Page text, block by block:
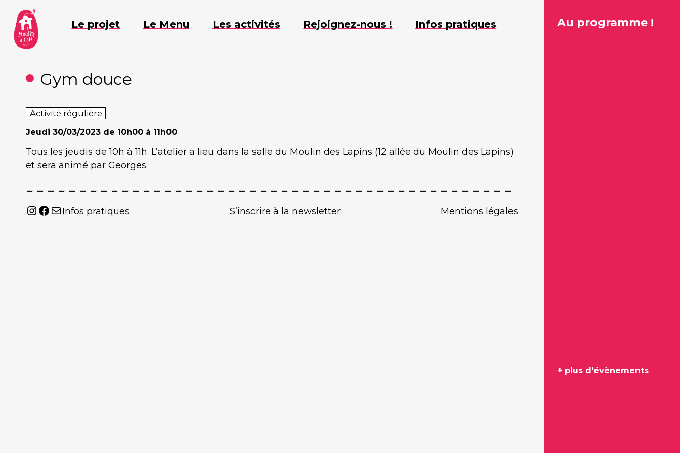
contenu
Le projet Le Menu Les activités Rejoignez-nous ! Infos pratiques
Gym douce
Activité régulière
Jeudi 30/03/2023 de 10h00 à 11h00
Tous les jeudis de 10h à 11h. L’atelier a lieu dans la salle du Moulin des Lapins (12 allée du Moulin des Lapins)
et sera animé par Georges.
Instagram
Facebook
MailInfos pratiques S’inscrire à la newsletter Mentions légales
Au programme !
+ plus d'évènements